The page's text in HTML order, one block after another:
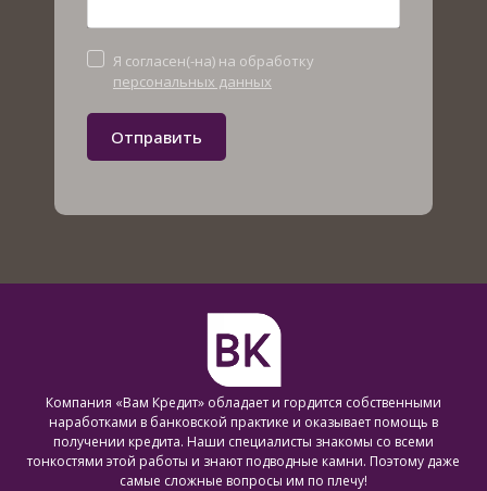
Отправить
Я согласен(-на) на обработку
персональных данных
Компания «Вам Кредит» обладает и гордится собственными
наработками в банковской практике и оказывает помощь в
получении кредита. Наши специалисты знакомы со всеми
тонкостями этой работы и знают подводные камни. Поэтому даже
самые сложные вопросы им по плечу!